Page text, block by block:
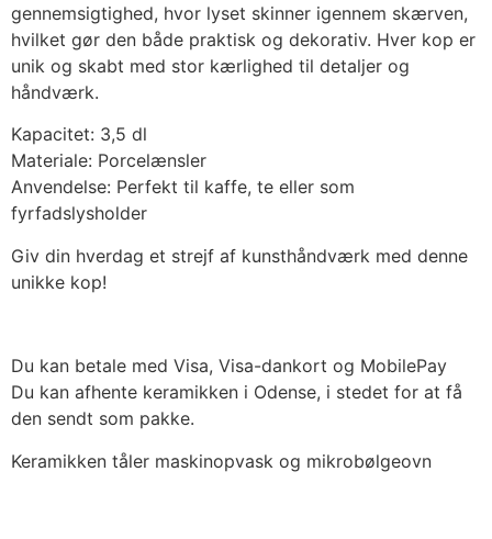
gennemsigtighed, hvor lyset skinner igennem skærven,
hvilket gør den både praktisk og dekorativ. Hver kop er
unik og skabt med stor kærlighed til detaljer og
håndværk.
Kapacitet: 3,5 dl
Materiale: Porcelænsler
Anvendelse: Perfekt til kaffe, te eller som
fyrfadslysholder
Giv din hverdag et strejf af kunsthåndværk med denne
unikke kop!
Du kan betale med Visa, Visa-dankort og MobilePay
Du kan afhente keramikken i Odense, i stedet for at få
den sendt som pakke.
Keramikken tåler maskinopvask og mikrobølgeovn